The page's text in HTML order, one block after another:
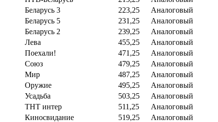
Беларусь 3
223,25
Аналоговый
Беларусь 5
231,25
Аналоговый
Беларусь 2
239,25
Аналоговый
Лева
455,25
Аналоговый
Поехали!
471,25
Аналоговый
Союз
479,25
Аналоговый
Мир
487,25
Аналоговый
Оружие
495,25
Аналоговый
Усадьба
503,25
Аналоговый
ТНТ интер
511,25
Аналоговый
Киносвидание
519,25
Аналоговый